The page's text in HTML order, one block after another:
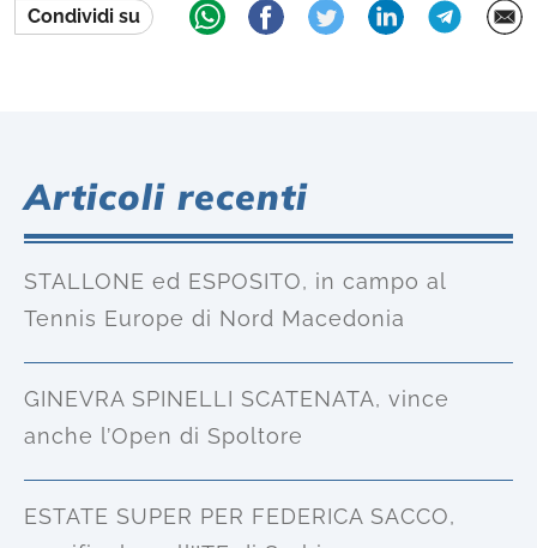
Condividi su
Articoli recenti
STALLONE ed ESPOSITO, in campo al
Tennis Europe di Nord Macedonia
GINEVRA SPINELLI SCATENATA, vince
anche l’Open di Spoltore
ESTATE SUPER PER FEDERICA SACCO,